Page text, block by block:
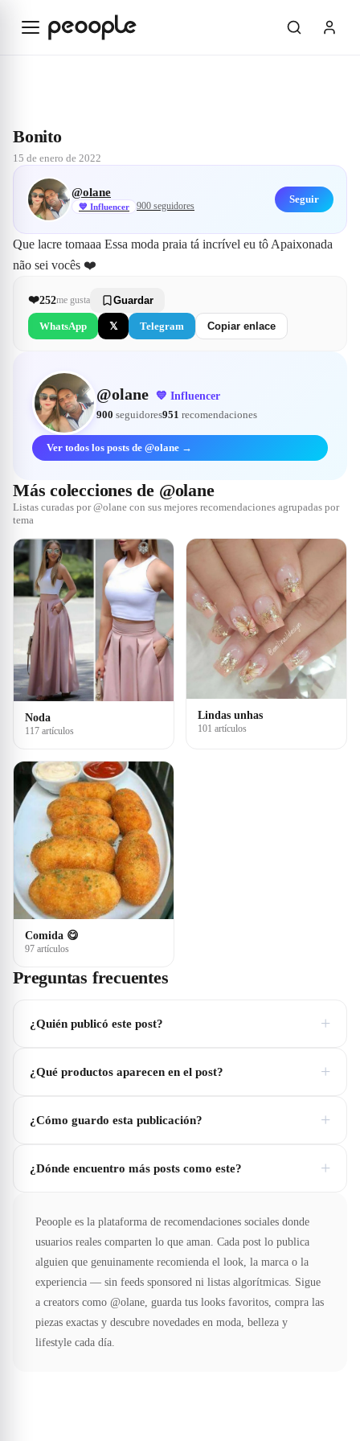
Bonito
15 de enero de 2022
@olane
💙 Influencer 900 seguidores
Seguir
Que lacre tomaaa Essa moda praia tá incrível eu tô Apaixonada
não sei vocês ❤️
❤️252me gusta Guardar
WhatsApp 𝕏 Telegram Copiar enlace
@olane 💙 Influencer
900 seguidores951 recomendaciones
Ver todos los posts de @olane →
Más colecciones de @olane
Listas curadas por @olane con sus mejores recomendaciones agrupadas por
tema
Noda
117 artículos
Lindas unhas
101 artículos
Comida 😋
97 artículos
Preguntas frecuentes
¿Quién publicó este post? +
¿Qué productos aparecen en el post? +
¿Cómo guardo esta publicación? +
¿Dónde encuentro más posts como este? +
Peoople es la plataforma de recomendaciones sociales donde
usuarios reales comparten lo que aman. Cada post lo publica
alguien que genuinamente recomienda el look, la marca o la
experiencia — sin feeds sponsored ni listas algorítmicas. Sigue
a creators como @olane, guarda tus looks favoritos, compra las
piezas exactas y descubre novedades en moda, belleza y
lifestyle cada día.